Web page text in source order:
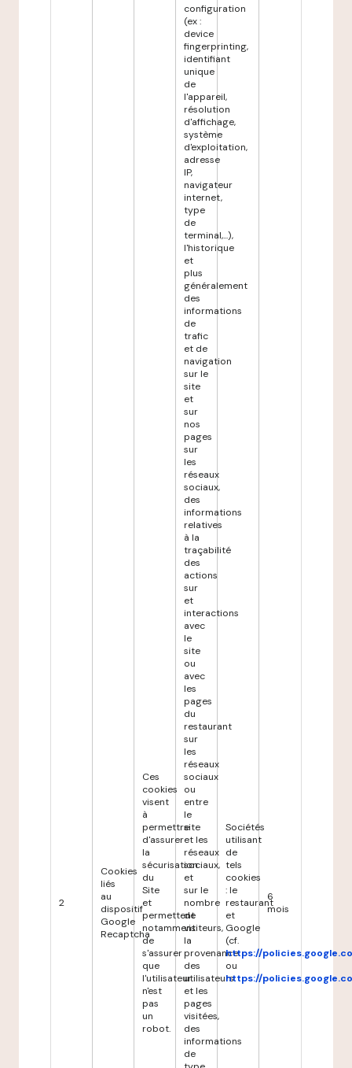
2
Cookies
liés
au
dispositif
Google
Recaptcha
Ces
cookies
visent
à
permettre
d'assurer
la
sécurisation
du
Site
et
permettent
notamment
de
s'assurer
que
l'utilisateur
n'est
pas
un
robot.
configuration
(ex :
device
fingerprinting,
identifiant
unique
de
l'appareil,
résolution
d'affichage,
système
d'exploitation,
adresse
IP,
navigateur
internet,
type
de
terminal,...),
l'historique
et
plus
généralement
des
informations
de
trafic
et de
navigation
sur le
site
et
sur
nos
pages
sur
les
réseaux
sociaux,
des
informations
relatives
à la
traçabilité
des
actions
sur
et
interactions
avec
le
site
ou
avec
les
pages
du
restaurant
sur
les
réseaux
sociaux
ou
entre
le
site
et les
réseaux
sociaux,
et
sur le
nombre
de
visiteurs,
la
provenance
des
utilisateurs
et les
pages
visitées,
des
informations
de
Sociétés
utilisant
de
tels
cookies
: le
restaurant
et
Google
(cf.
https://
ou
https://
6
mois